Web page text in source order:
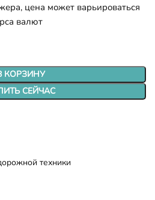
цена может варьироваться
валют
КОРЗИНУ
СЕЙЧАС
техники